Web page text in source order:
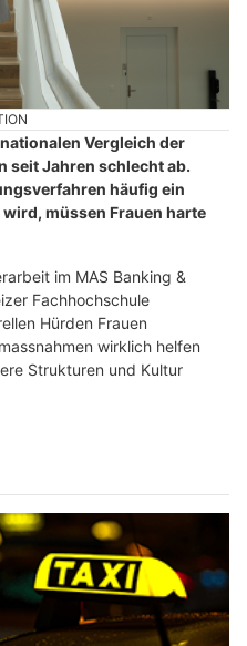
Vergleich der
seit Jahren schlecht ab.
häufig ein
müssen Frauen harte
im MAS Banking &
Fachhochschule
Hürden Frauen
wirklich helfen
Strukturen und Kultur